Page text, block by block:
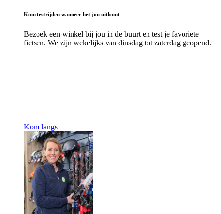
Kom testrijden wanneer het jou uitkomt
Bezoek een winkel bij jou in de buurt en test je favoriete
fietsen. We zijn wekelijks van dinsdag tot zaterdag geopend.
Kom langs